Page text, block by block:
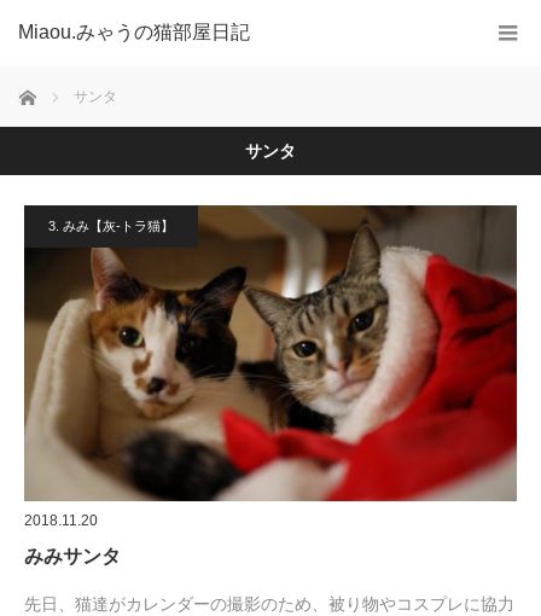
Miaou.みゃうの猫部屋日記
ホーム サンタ
サンタ
3. みみ【灰-トラ猫】
2018.11.20
みみサンタ
先日、猫達がカレンダーの撮影のため、被り物やコスプレに協力